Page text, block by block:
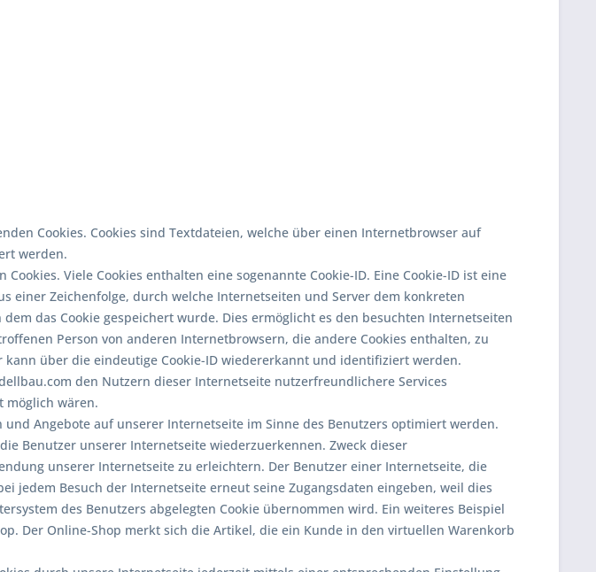
Cookies. Cookies sind Textdateien, welche über einen Internetbrowser auf
werden.
Viele Cookies enthalten eine sogenannte Cookie-ID. Eine Cookie-ID ist eine
einer Zeichenfolge, durch welche Internetseiten und Server dem konkreten
das Cookie gespeichert wurde. Dies ermöglicht es den besuchten Internetseiten
Person von anderen Internetbrowsern, die andere Cookies enthalten, zu
über die eindeutige Cookie-ID wiedererkannt und identifiziert werden.
den Nutzern dieser Internetseite nutzerfreundlichere Services
möglich wären.
Angebote auf unserer Internetseite im Sinne des Benutzers optimiert werden.
Benutzer unserer Internetseite wiederzuerkennen. Zweck dieser
unserer Internetseite zu erleichtern. Der Benutzer einer Internetseite, die
jedem Besuch der Internetseite erneut seine Zugangsdaten eingeben, weil dies
des Benutzers abgelegten Cookie übernommen wird. Ein weiteres Beispiel
Der Online-Shop merkt sich die Artikel, die ein Kunde in den virtuellen Warenkorb